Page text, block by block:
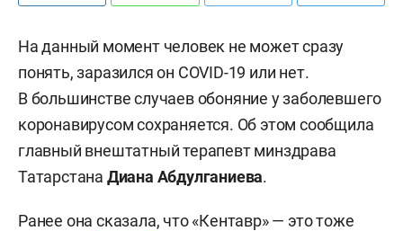
На данный момент человек не может сразу
понять, заразился он COVID-19 или нет.
В большинстве случаев обоняние у заболевшего
коронавирусом сохраняется. Об этом сообщила
главный внештатный терапевт минздрава
Татарстана Диана Абдулганиева.
Ранее онасказала, что «Кентавр» — это тоже